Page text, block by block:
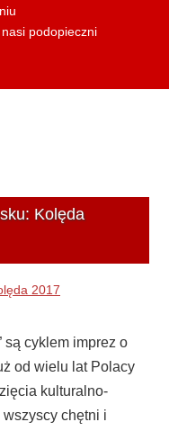
nasi podopieczni
Kolęda
są cyklem imprez o
od wielu lat Polacy
kulturalno-
chętni i